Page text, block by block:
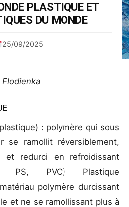
PLASTIQUE ET
DU MONDE
25/09/2025
: polymère qui sous
se ramollit réversiblement,
et redurci en refroidissant
PS, PVC) Plastique
polymère durcissant
et ne se ramollissant plus à